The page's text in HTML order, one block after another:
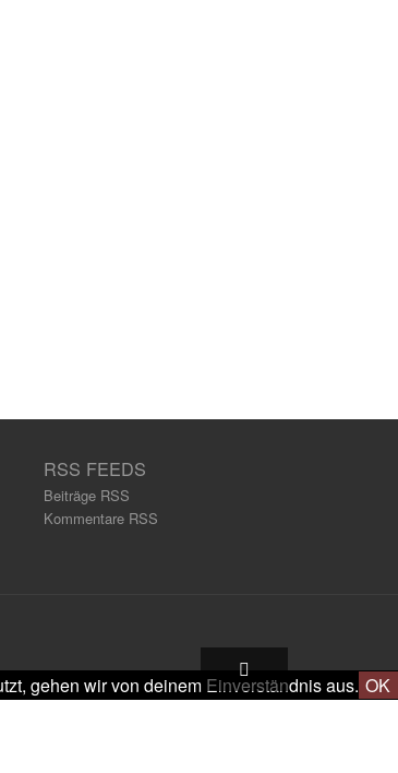
RSS FEEDS
Beiträge RSS
Kommentare RSS
gehen wir von deinem Einverständnis aus. OK